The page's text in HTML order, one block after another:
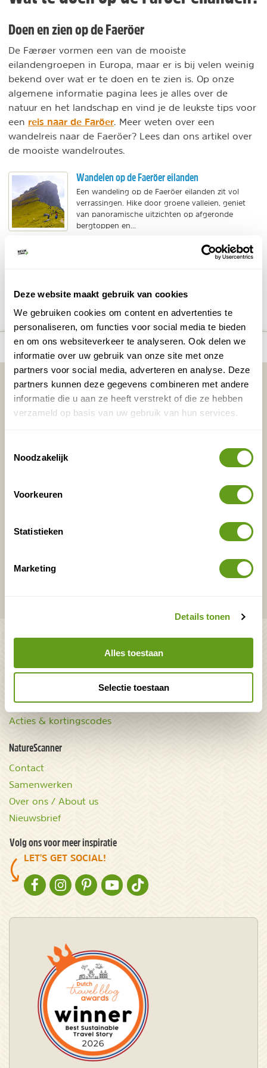
Deze website maakt gebruik van cookies
We gebruiken cookies om content en advertenties te
personaliseren, om functies voor social media te bieden
en om ons websiteverkeer te analyseren. Ook delen we
informatie over uw gebruik van onze site met onze
partners voor social media, adverteren en analyse. Deze
partners kunnen deze gegevens combineren met andere
informatie die u aan ze heeft verstrekt of die ze hebben
verzameld op basis van uw gebruik van hun services.
Noodzakelijk
Voorkeuren
Statistieken
Marketing
Details tonen
Alles toestaan
Selectie toestaan
Doen en zien op de Faeröer
De Færøer vormen een van de mooiste
eilandengroepen in Europa, maar er is bij velen weinig
bekend over wat er te doen en te zien is. Op onze
algemene informatie pagina lees je alles over de
natuur en het landschap en vind je de leukste tips voor
een reis naar de Faröer . Meer weten over een
wandelreis naar de Faeröer? Lees dan ons artikel over
de mooiste wandelroutes.
Wandelen op de Faeröer eilanden
Een wandeling op de Faeröer eilanden zit vol
verrassingen. Hike door groene valleien, geniet
van panoramische uitzichten op afgeronde
bergtoppen en...
Deel deze pagina! DELEN OP FACEBOOK
DELEN OP XDELEN VIA DE MAIL
number_of_trips:
7 Bekijk alle reizen naar Faeröer eilanden Bekijk kaart
Vakantietips & Inspiratie?
Voornaam Achternaam
E-mailadres* Waar ligt je interesse?
Bekijk ook
aarde
Natuurgidsjes.nl
Acties & kortingscodes
Uitrusting
Zoek op reistype
Groepsaccommodaties
NatureScanner
Contact
Samenwerken
Over ons / About us
Nieuwsbrief
Volg ons voor meer inspiratie
LET'S GET SOCIAL!
NATURESCANNER OP FACEBOOK
NATURESCANNER OP INSTAGRAM
NATURESCANNER OP PINTEREST
NATURESCANNER OP YOUTUBE
NATURESCANNER OP TIKTOK